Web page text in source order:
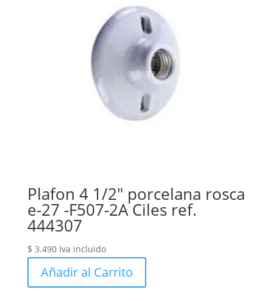
Plafon 4 1/2″ porcelana rosca
e-27 -F507-2A Ciles ref.
444307
$ 3.490 Iva incluido
Añadir al Carrito